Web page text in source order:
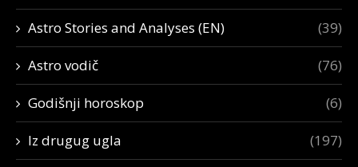
Astro Stories and Analyses (EN) (39)
Astro vodič (76)
Godišnji horoskop (6)
Iz drugug ugla (197)